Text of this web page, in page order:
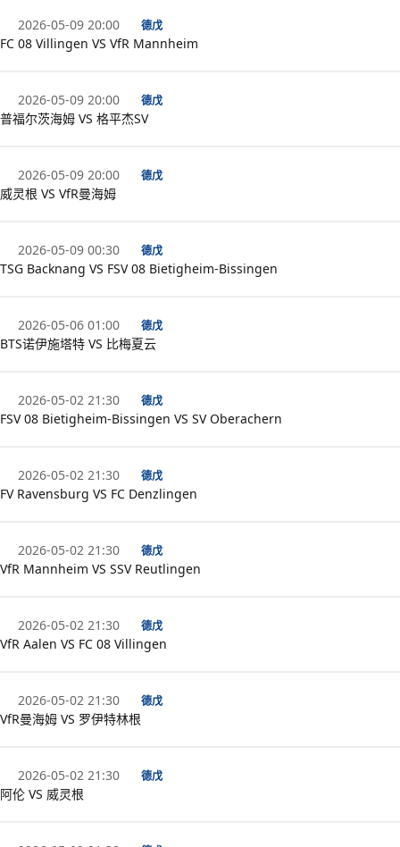
2026-05-09 20:00 德戊
FC 08 Villingen VS VfR Mannheim
2026-05-09 20:00 德戊
普福尔茨海姆 VS 格平杰SV
2026-05-09 20:00 德戊
威灵根 VS VfR曼海姆
2026-05-09 00:30 德戊
TSG Backnang VS FSV 08 Bietigheim-Bissingen
2026-05-06 01:00 德戊
BTS诺伊施塔特 VS 比梅夏云
2026-05-02 21:30 德戊
FSV 08 Bietigheim-Bissingen VS SV Oberachern
2026-05-02 21:30 德戊
FV Ravensburg VS FC Denzlingen
2026-05-02 21:30 德戊
VfR Mannheim VS SSV Reutlingen
2026-05-02 21:30 德戊
VfR Aalen VS FC 08 Villingen
2026-05-02 21:30 德戊
VfR曼海姆 VS 罗伊特林根
2026-05-02 21:30 德戊
阿伦 VS 威灵根